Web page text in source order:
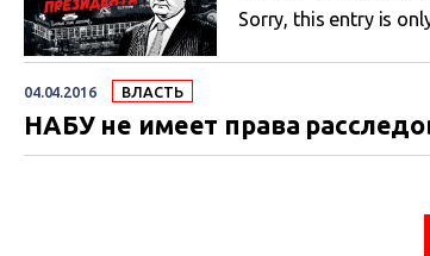
Sorry, this entry is
04.04.2016 ВЛАСТЬ
НАБУ не имеет права